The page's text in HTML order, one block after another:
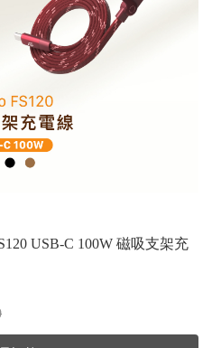
USB-C 100W 磁吸支架充